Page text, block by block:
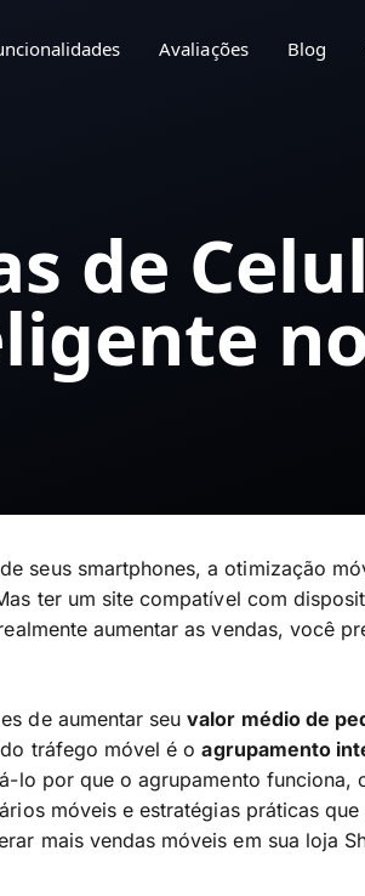
Avaliações Blog
de
seus smartphones, a otimização
ter um site compatível com
aumentar as vendas, você
de aumentar seuvalor médio de
tráfego móvel é oagrupamento
lo por que o agrupamento funciona,
móveis e estratégias práticas que
mais vendas móveis em sua loja